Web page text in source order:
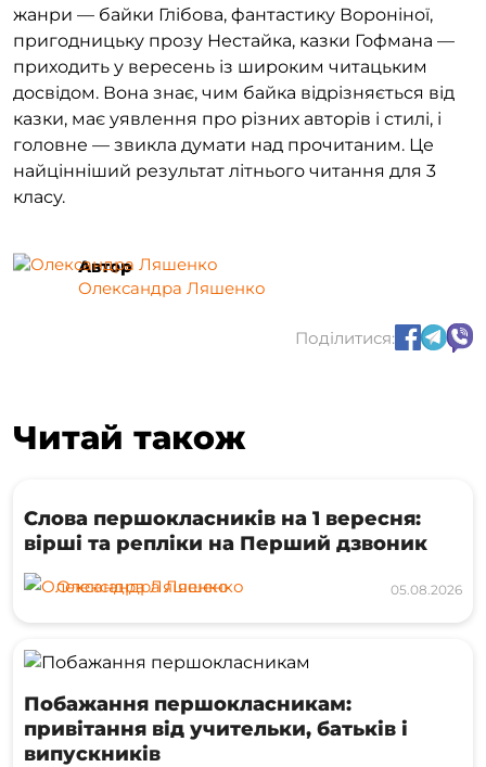
жанри — байки Глібова, фантастику Вороніної,
пригодницьку прозу Нестайка, казки Гофмана —
приходить у вересень із широким читацьким
досвідом. Вона знає, чим байка відрізняється від
казки, має уявлення про різних авторів і стилі, і
головне — звикла думати над прочитаним. Це
найцінніший результат літнього читання для 3
класу.
Автор
Олександра Ляшенко
Поділитися:
Читай також
Слова першокласників на 1 вересня:
вірші та репліки на Перший дзвоник
Олександра Ляшенко 05.08.2026
Побажання першокласникам:
привітання від учительки, батьків і
випускників